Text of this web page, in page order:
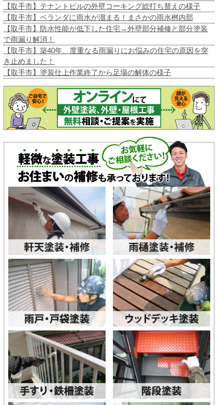
【取手市】テナントビルの外壁コーキング総打ち替えの様子
【取手市】ベランダに雨水が溜まる！まさかの雨水桝内部
【取手市】防水性能が低下した住宅→外壁部分補修と部分塗装
で雨漏り解消！
【取手市】築40年、度重なる雨漏りにお悩みの住宅の原因を突
き止めました！
【取手市】塗装仕上作業終了から足場の解体の様子